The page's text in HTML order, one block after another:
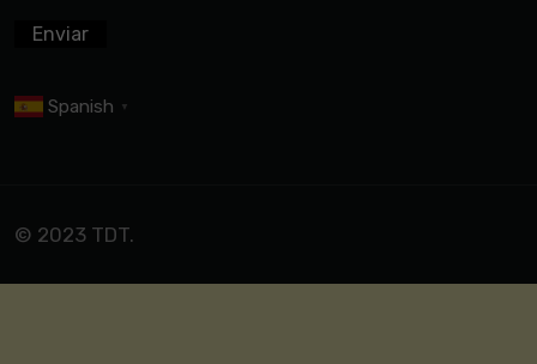
Spanish ▼
© 2023 TDT.